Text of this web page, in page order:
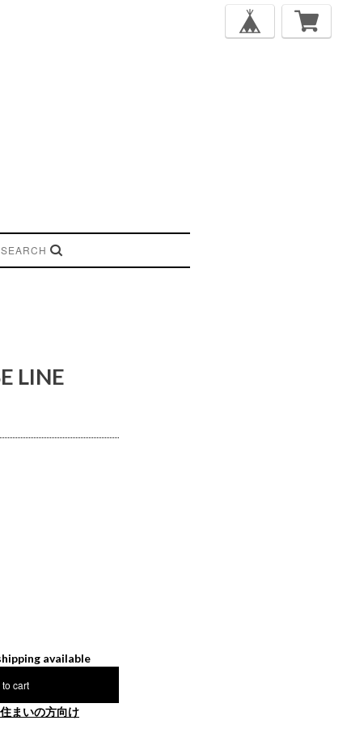
LINE
available
cart
まいの方向け